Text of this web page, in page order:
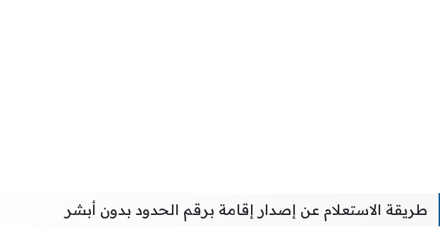
طريقة الاستعلام عن إصدار إقامة برقم الحدود بدون أبشر